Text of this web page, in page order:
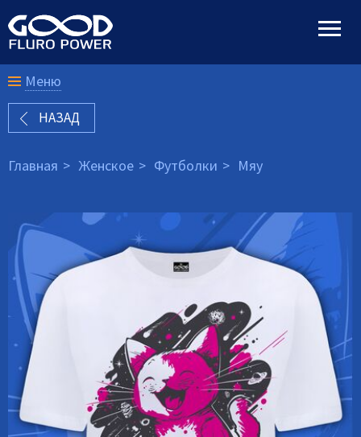
Меню
НАЗАД
Главная Женское Футболки Мяу